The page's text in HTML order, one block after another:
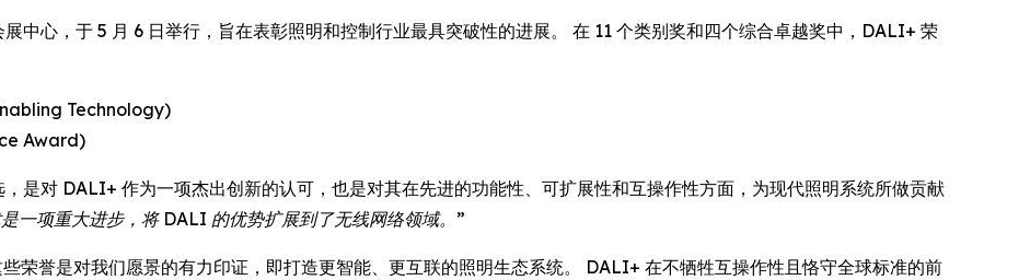
中心，于 5 月 6 日举行，旨在表彰照明和控制行业最具突破性的进展。 在 11 个类别奖和四个综合卓越奖中，DALI+ 荣
Technology)
Award)
是对 DALI+ 作为一项杰出创新的认可，也是对其在先进的功能性、可扩展性和互操作性方面，为现代照明系统所做贡献
一项重大进步，将 DALI 的优势扩展到了无线网络领域。”
荣誉是对我们愿景的有力印证，即打造更智能、更互联的照明生态系统。 DALI+ 在不牺牲互操作性且恪守全球标准的前